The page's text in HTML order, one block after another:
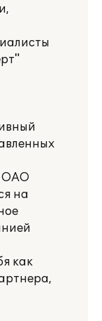
ОАО
на
как